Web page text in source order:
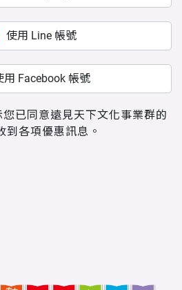
使用 Line 帳號
用 Facebook 帳號
已同意遠見天下文化事業群的
到各項優惠訊息。